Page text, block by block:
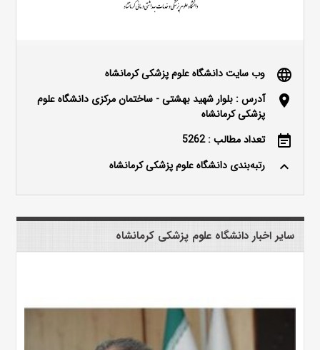
language وب سایت دانشگاه علوم پزشکی کرمانشاه
location_on
آدرس : بلوار شهید بهشتی - ساختمان مرکزی دانشگاه علوم
پزشکی کرمانشاه
event_note تعداد مطالب : 5262
keyboard_arrow_up رتبه‌بندی دانشگاه علوم پزشکی کرمانشاه
سایر اخبار دانشگاه علوم پزشکی کرمانشاه